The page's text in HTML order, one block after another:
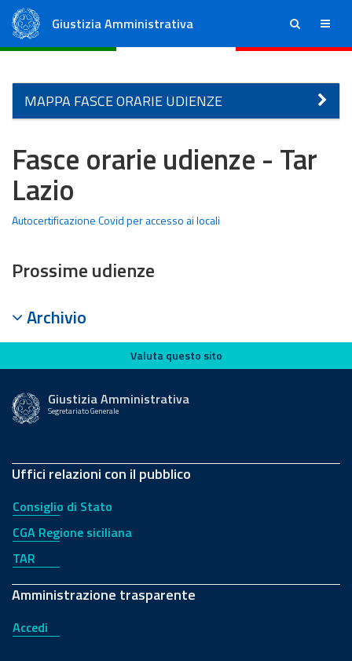
Giustizia Amministrativa ricerca menu
MAPPA FASCE ORARIE UDIENZE
Fasce orarie udienze - Tar
Lazio
Autocertificazione Covid per accesso ai locali
Prossime udienze
Archivio
Valuta questo sito
Valuta questo sito
Giustizia Amministrativa
Segretariato Generale
Uffici relazioni con il pubblico
Consiglio di Stato
CGA Regione siciliana
TAR
Amministrazione trasparente
Accedi